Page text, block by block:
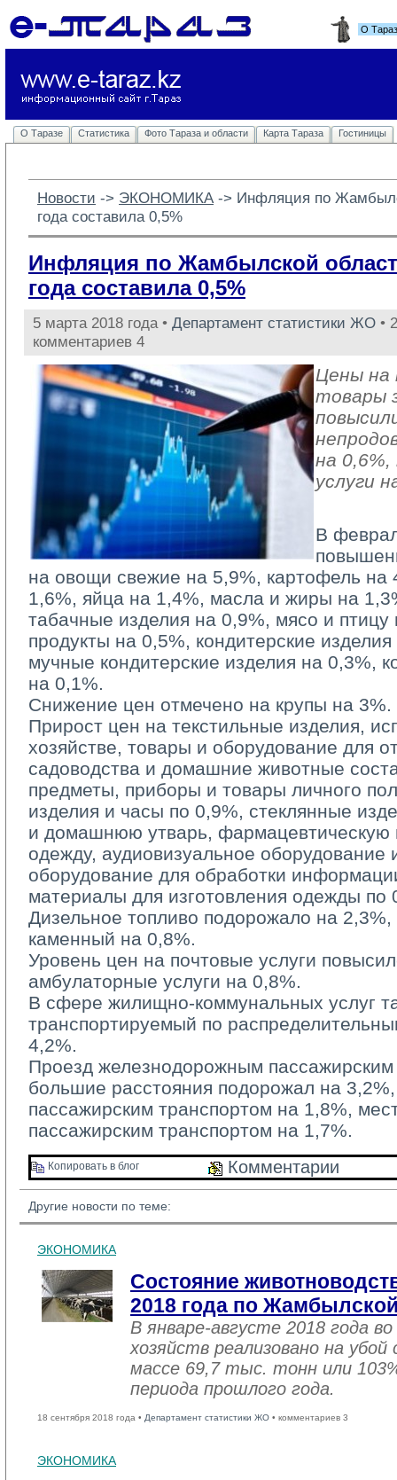
О
О Таразе Статистика Фото Тараза и области Карта Тараза Гостиницы
Новости -> ЭКОНОМИКА -> Инфляция по
года составила 0,5%
Инфляция по Жамбылской
года составила 0,5%
5 марта 2018 года • Департамент статистики ЖО •
комментариев 4
Цены на
товары
на
услуги
В
на овощи свежие на 5,9%, картофель на
1,6%, яйца на 1,4%, масла и жиры на
табачные изделия на 0,9%, мясо и
продукты на 0,5%, кондитерские
мучные кондитерские изделия на 0,3%,
на 0,1%.
Снижение цен отмечено на крупы на 3%.
Прирост цен на текстильные изделия,
хозяйстве, товары и оборудование для
садоводства и домашние животные
предметы, приборы и товары личного
изделия и часы по 0,9%, стеклянные
и домашнюю утварь, фармацевтическую
одежду, аудиовизуальное оборудование
оборудование для обработки
материалы для изготовления одежды по
Дизельное топливо подорожало на
каменный на 0,8%.
Уровень цен на почтовые услуги
амбулаторные услуги на 0,8%.
В сфере жилищно-коммунальных услуг
транспортируемый по
4,2%.
Проезд железнодорожным
большие расстояния подорожал на
пассажирским транспортом на 1,8%,
пассажирским транспортом на 1,7%.
Копировать в блог Комментарии
Другие новости по теме:
ЭКОНОМИКА
Состояние
2018 года по
В январе-августе 2018 года
хозяйств реализовано на
массе 69,7 тыс. тонн или
периода прошлого года.
18 сентября 2018 года • Департамент статистики ЖО • комментариев 3
ЭКОНОМИКА